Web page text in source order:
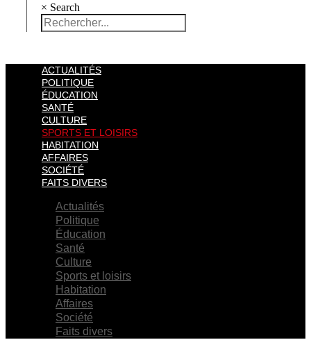
× Search
ACTUALITÉS
POLITIQUE
ÉDUCATION
SANTÉ
CULTURE
SPORTS ET LOISIRS
HABITATION
AFFAIRES
SOCIÉTÉ
FAITS DIVERS
Actualités
Politique
Éducation
Santé
Culture
Sports et loisirs
Habitation
Affaires
Société
Faits divers